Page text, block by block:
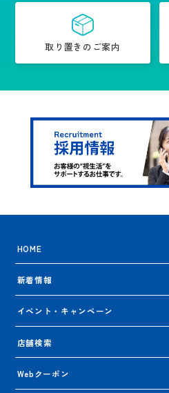
取り置きのご案内
HOME
新着情報
イベント・キャンペーン
店舗検索
Webクーポン